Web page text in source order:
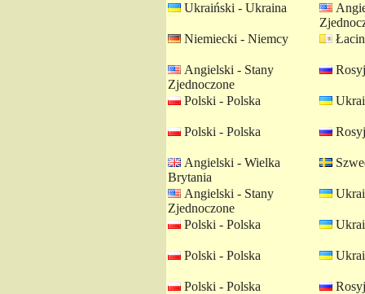
Ukraiński - Ukraina
Niemiecki - Niemcy
Angielski - Stany
Zjednoczone
Polski - Polska
Polski - Polska
Angielski - Wielka
Brytania
Angielski - Stany
Zjednoczone
Polski - Polska
Polski - Polska
Polski - Polska